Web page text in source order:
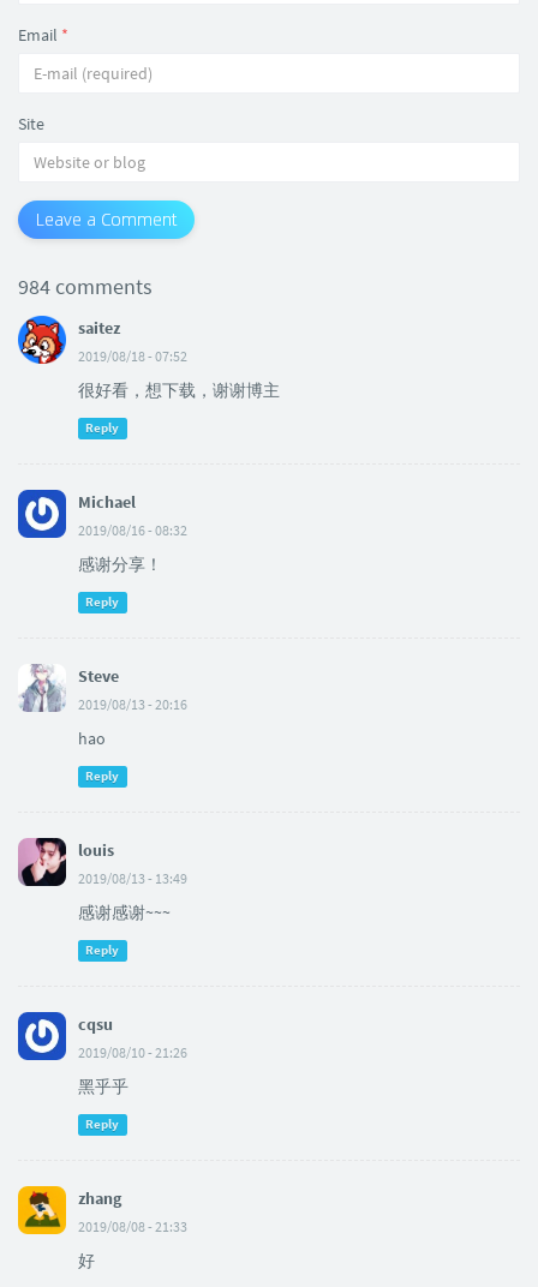
Email *
Site
Leave a Comment
984 comments
saitez
2019/08/18 - 07:52
很好看，想下载，谢谢博主
Reply
Michael
2019/08/16 - 08:32
感谢分享！
Reply
Steve
2019/08/13 - 20:16
hao
Reply
louis
2019/08/13 - 13:49
感谢感谢~~~
Reply
cqsu
2019/08/10 - 21:26
黑乎乎
Reply
zhang
2019/08/08 - 21:33
好